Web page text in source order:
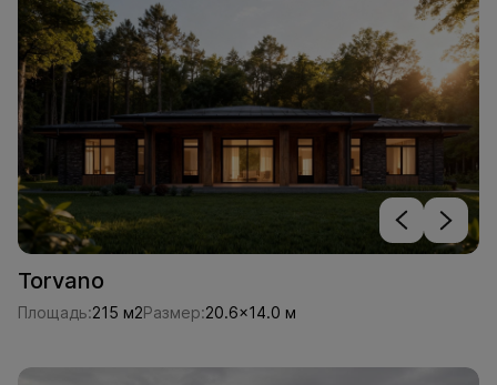
Torvano
Площадь:215 м2Размер:20.6x14.0 м